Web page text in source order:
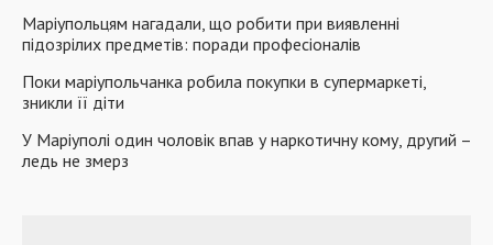
Маріупольцям нагадали, що робити при виявленні
підозрілих предметів: поради професіоналів
Поки маріупольчанка робила покупки в cупермаркеті,
зникли її діти
У Маріуполі один чоловік впав у наркотичну кому, другий –
ледь не змерз